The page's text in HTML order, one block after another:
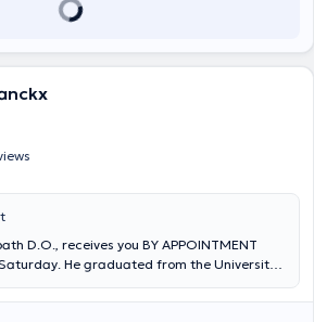
D.O., receives you BY APPOINTMENT
He graduated from the Université
Sciences in collaboration with the